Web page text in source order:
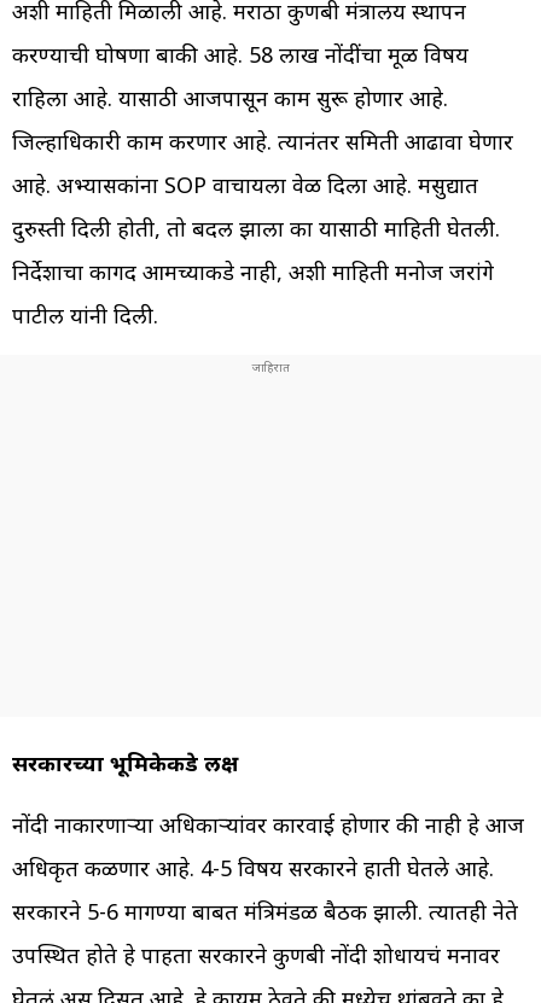
अशी माहिती मिळाली आहे. मराठा कुणबी मंत्रालय स्थापन
करण्याची घोषणा बाकी आहे. 58 लाख नोंदींचा मूळ विषय
राहिला आहे. यासाठी आजपासून काम सुरू होणार आहे.
जिल्हाधिकारी काम करणार आहे. त्यानंतर समिती आढावा घेणार
आहे. अभ्यासकांना SOP वाचायला वेळ दिला आहे. मसुद्यात
दुरुस्ती दिली होती, तो बदल झाला का यासाठी माहिती घेतली.
निर्देशाचा कागद आमच्याकडे नाही, अशी माहिती मनोज जरांगे
पाटील यांनी दिली.
सरकारच्या भूमिकेकडे लक्ष
नोंदी नाकारणाऱ्या अधिकार्‍यांवर कारवाई होणार की नाही हे आज
अधिकृत कळणार आहे. 4-5 विषय सरकारने हाती घेतले आहे.
सरकारने 5-6 मागण्या बाबत मंत्रिमंडळ बैठक झाली. त्यातही नेते
उपस्थित होते हे पाहता सरकारने कुणबी नोंदी शोधायचं मनावर